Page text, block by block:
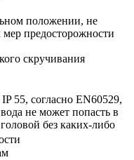
положении, не
предосторожности
скручивания
55, согласно EN60529,
не может попасть в
без каких-либо